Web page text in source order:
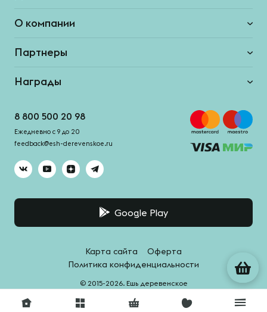
О компании
Партнеры
Награды
8 800 500 20 98
Ежедневно с 9 до 20
feedback@esh-derevenskoe.ru
Google Play
© 2015-2026. Ешь деревенское
Карта сайта
Оферта
Политика конфиденциальности
Система качества - HACCPro